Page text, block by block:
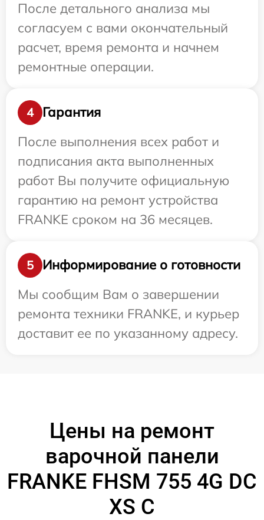
После детального анализа мы
согласуем с вами окончательный
расчет, время ремонта и начнем
ремонтные операции.
4
Гарантия
После выполнения всех работ и
подписания акта выполненных
работ Вы получите официальную
гарантию на ремонт устройства
FRANKE сроком на 36 месяцев.
5
Информирование о готовности
Мы сообщим Вам о завершении
ремонта техники FRANKE, и курьер
доставит ее по указанному адресу.
Цены на ремонт
варочной панели
FRANKE FHSM 755 4G DC
XS C